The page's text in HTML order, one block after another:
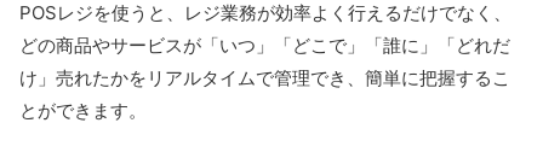
POSレジを使うと、レジ業務が効率よく行えるだけでなく、
どの商品やサービスが「いつ」「どこで」「誰に」「どれだ
け」売れたかをリアルタイムで管理でき、簡単に把握するこ
とができます。